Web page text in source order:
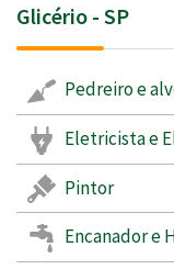
Glicério - SP
Pedreiro e
Eletricista e
Pintor
Encanador e